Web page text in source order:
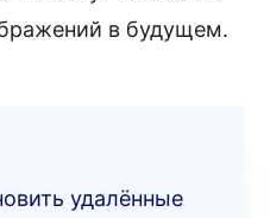
в будущем.
удалённые